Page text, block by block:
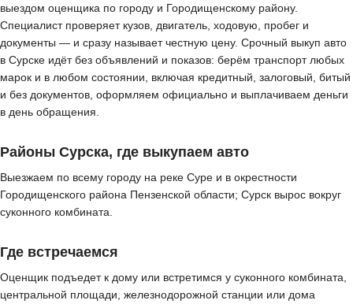
выездом оценщика по городу и Городищенскому району.
Специалист проверяет кузов, двигатель, ходовую, пробег и
документы — и сразу называет честную цену. Срочный выкуп авто
в Сурске идёт без объявлений и показов: берём транспорт любых
марок и в любом состоянии, включая кредитный, залоговый, битый
и без документов, оформляем официально и выплачиваем деньги
в день обращения.
Районы Сурска, где выкупаем авто
Выезжаем по всему городу на реке Суре и в окрестности
Городищенского района Пензенской области; Сурск вырос вокруг
суконного комбината.
Где встречаемся
Оценщик подъедет к дому или встретимся у суконного комбината,
центральной площади, железнодорожной станции или дома